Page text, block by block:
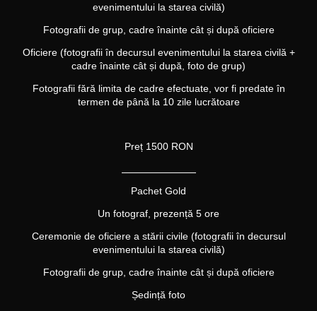
evenimentului la starea civilă)
Fotografii de grup, cadre înainte cât și după oficiere
Oficiere (fotografii în decursul evenimentului la starea civilă +
cadre înainte cât și după, foto de grup)
Fotografii fără limita de cadre efectuate, vor fi predate în
termen de până la 10 zile lucrătoare
Preț 1500 RON
Pachet Gold
Un fotograf, prezență 5 ore
Ceremonie de oficiere a stării civile (fotografii în decursul
evenimentului la starea civilă)
Fotografii de grup, cadre înainte cât și după oficiere
Ședință foto